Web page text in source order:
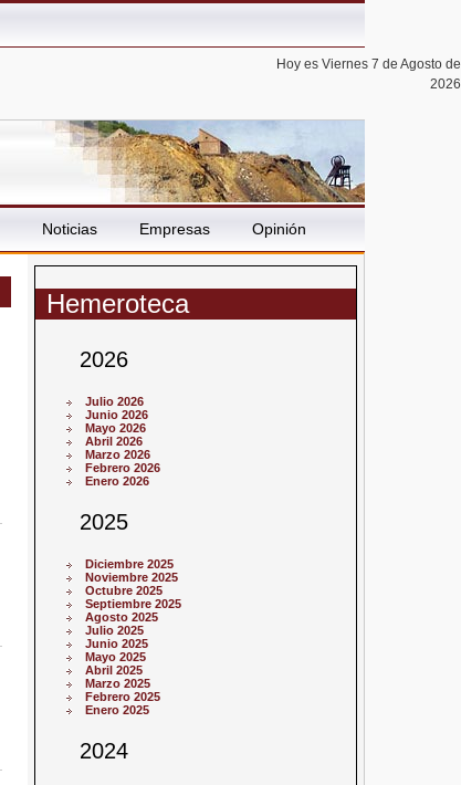
Hoy es Viernes 7 de Agosto de
2026
Noticias Empresas Opinión
Hemeroteca
2026
Julio 2026
Junio 2026
Mayo 2026
Abril 2026
Marzo 2026
Febrero 2026
Enero 2026
2025
Diciembre 2025
Noviembre 2025
Octubre 2025
Septiembre 2025
Agosto 2025
Julio 2025
Junio 2025
Mayo 2025
Abril 2025
Marzo 2025
Febrero 2025
Enero 2025
2024